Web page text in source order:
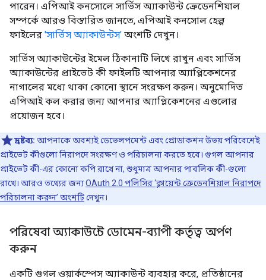
পারেন। এপিআই কনসোলে সার্ভিস অ্যাকাউন্ট ক্রেডেনশিয়াল
সম্পর্কে আরও বিস্তারিত জানতে, এপিআই কনসোল হেল্প
ফাইলের 'সার্ভিস অ্যাকাউন্টস' অংশটি দেখুন।
সার্ভিস অ্যাকাউন্টের ইমেল ঠিকানাটি লিখে রাখুন এবং সার্ভিস
অ্যাকাউন্টের প্রাইভেট কী ফাইলটি আপনার অ্যাপ্লিকেশনের
নাগালের মধ্যে থাকা কোনো স্থানে সংরক্ষণ করুন। অনুমোদিত
এপিআই কল করার জন্য আপনার অ্যাপ্লিকেশনের এগুলোর
প্রয়োজন হবে।
দ্রষ্টব্য: আপনাকে অবশ্যই ডেভেলপমেন্ট এবং প্রোডাকশন উভয় পরিবেশেই
প্রাইভেট কীগুলো নিরাপদে সংরক্ষণ ও পরিচালনা করতে হবে। গুগল আপনার
প্রাইভেট কী-এর কোনো কপি রাখে না, শুধুমাত্র আপনার পাবলিক কী-গুলো
রাখে। আরও তথ্যের জন্যOAuth 2.0 পলিসির ‘ক্লায়েন্ট ক্রেডেনশিয়াল নিরাপদে
পরিচালনা করুন’ অংশটিদেখুন।
পরিষেবা অ্যাকাউন্টে ডোমেন-ব্যাপী কর্তৃত্ব অর্পণ
করুন
একটি গুগল ওয়ার্কস্পেস অ্যাকাউন্ট ব্যবহার করে, প্রতিষ্ঠানের